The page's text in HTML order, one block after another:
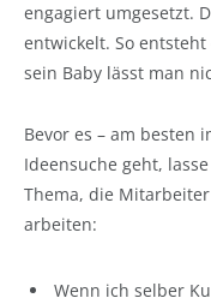
engagiert umgesetzt.
entwickelt. So entsteht
sein Baby lässt man
Bevor es – am besten
Ideensuche geht,
Thema, die
arbeiten:
Wenn ich selber